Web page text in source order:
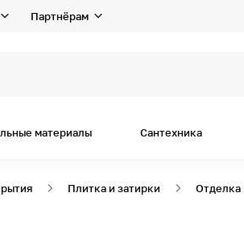
Партнёрам
материалы Сантехника
Плитка и затирки Отделка